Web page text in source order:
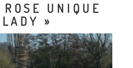
UNIQUE
»